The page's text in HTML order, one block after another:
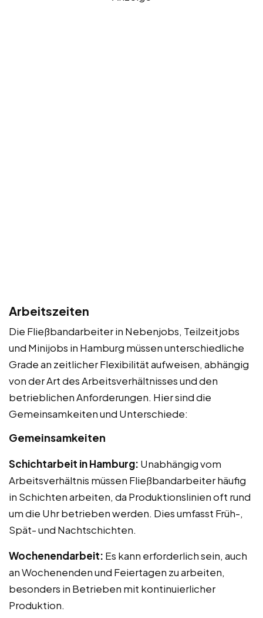
Arbeitszeiten
Die Fließbandarbeiter in Nebenjobs, Teilzeitjobs
und Minijobs in Hamburg müssen unterschiedliche
Grade an zeitlicher Flexibilität aufweisen, abhängig
von der Art des Arbeitsverhältnisses und den
betrieblichen Anforderungen. Hier sind die
Gemeinsamkeiten und Unterschiede:
Gemeinsamkeiten
Schichtarbeit in Hamburg: Unabhängig vom
Arbeitsverhältnis müssen Fließbandarbeiter häufig
in Schichten arbeiten, da Produktionslinien oft rund
um die Uhr betrieben werden. Dies umfasst Früh-,
Spät- und Nachtschichten.
Wochenendarbeit: Es kann erforderlich sein, auch
an Wochenenden und Feiertagen zu arbeiten,
besonders in Betrieben mit kontinuierlicher
Produktion.